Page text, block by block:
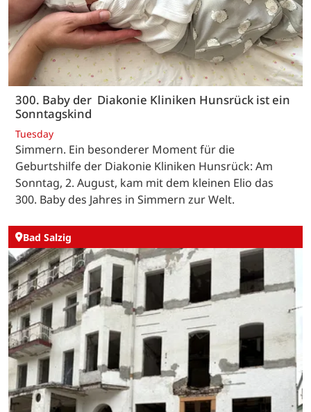
300. Baby der Diakonie Kliniken Hunsrück ist ein
Sonntagskind
Tuesday
Simmern. Ein besonderer Moment für die
Geburtshilfe der Diakonie Kliniken Hunsrück: Am
Sonntag, 2. August, kam mit dem kleinen Elio das
300. Baby des Jahres in Simmern zur Welt.
Bad Salzig